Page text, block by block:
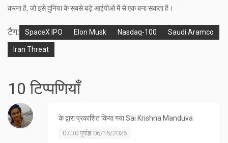
करना है, जो इसे दुनिया के सबसे बड़े आईपीओ में से एक बना सकता है।
टैग: SpaceX IPO Elon Musk Nasdaq-100 Saudi Aramco
Iran Threat
10 टिप्पणियाँ
के द्वारा प्रकाशित किया गयाSai Krishna Manduva
07:30 पूर्वाह्न 06/15/2026